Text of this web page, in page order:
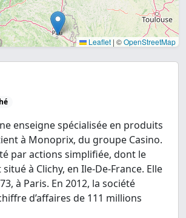
Leaflet | ©OpenStreetMap
enseigne spécialisée en produits
à Monoprix, du groupe Casino.
par actions simplifiée, dont le
à Clichy, en Ile-De-France. Elle
à Paris. En 2012, la société
d’affaires de 111 millions